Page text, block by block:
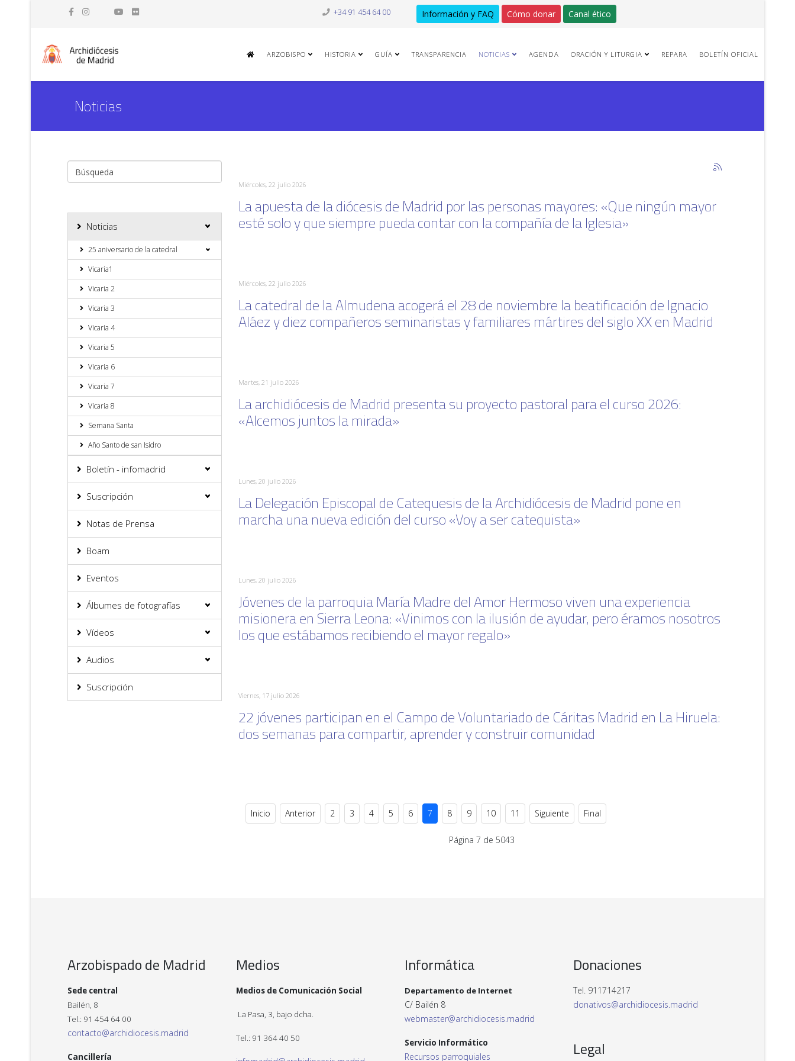
+34 91 454 64 00 Información y FAQ Cómo donar Canal ético
ARZOBISPO HISTORIA GUÍA TRANSPARENCIA NOTICIAS AGENDA ORACIÓN Y LITURGIA REPARA BOLETÍN OFICIAL
Noticias
Noticias
25 aniversario de la catedral
Vicaria1
Vicaria 2
Vicaria 3
Vicaria 4
Vicaria 5
Vicaria 6
Vicaria 7
Vicaria 8
Semana Santa
Año Santo de san Isidro
Boletín - infomadrid
Suscripción
Notas de Prensa
Boam
Eventos
Álbumes de fotografías
Vídeos
Audios
Suscripción
Miércoles, 22 julio 2026
La apuesta de la diócesis de Madrid por las personas mayores: «Que ningún mayor
esté solo y que siempre pueda contar con la compañía de la Iglesia»
Miércoles, 22 julio 2026
La catedral de la Almudena acogerá el 28 de noviembre la beatificación de Ignacio
Aláez y diez compañeros seminaristas y familiares mártires del siglo XX en Madrid
Martes, 21 julio 2026
La archidiócesis de Madrid presenta su proyecto pastoral para el curso 2026:
«Alcemos juntos la mirada»
Lunes, 20 julio 2026
La Delegación Episcopal de Catequesis de la Archidiócesis de Madrid pone en
marcha una nueva edición del curso «Voy a ser catequista»
Lunes, 20 julio 2026
Jóvenes de la parroquia María Madre del Amor Hermoso viven una experiencia
misionera en Sierra Leona: «Vinimos con la ilusión de ayudar, pero éramos nosotros
los que estábamos recibiendo el mayor regalo»
Viernes, 17 julio 2026
22 jóvenes participan en el Campo de Voluntariado de Cáritas Madrid en La Hiruela:
dos semanas para compartir, aprender y construir comunidad
Inicio Anterior 2 3 4 5 6 7 8 9 10 11 Siguiente Final
Página 7 de 5043
Arzobispado de Madrid
Sede central
Bailén, 8
Tel.: 91 454 64 00
contacto@archidiocesis.madrid
Cancillería
Medios
Medios de Comunicación Social
La Pasa, 3, bajo dcha.
Tel.: 91 364 40 50
Informática
Departamento de Internet
C/ Bailén 8
webmaster@archidiocesis.madrid
Servicio Informático
Recursos parroquiales
Donaciones
Tel. 911714217
donativos@archidiocesis.madrid
Legal